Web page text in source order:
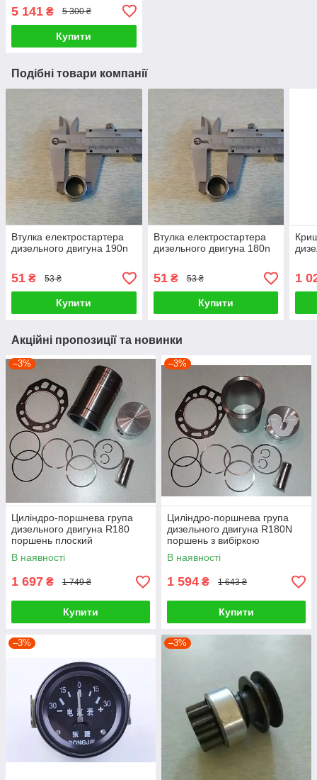
5 141 ₴ 5 300 ₴
Купити
Подібні товари компанії
Втулка електростартера
дизельного двигуна 190n
51 ₴ 53 ₴
Купити
Втулка електростартера
дизельного двигуна 180n
51₴ 53 ₴
Купити
1
Акційні пропозиції та новинки
–3%
Циліндро-поршнева група
дизельного двигуна R180
поршень плоский
В наявності
1 697 ₴ 1 749 ₴
Купити
–3%
Циліндро-поршнева група
дизельного двигуна R180N
поршень з вибіркою
В наявності
1 594 ₴ 1 643 ₴
Купити
–3% –3%